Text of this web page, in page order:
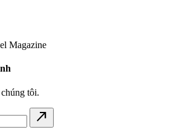
Magazine
tôi.
north_east